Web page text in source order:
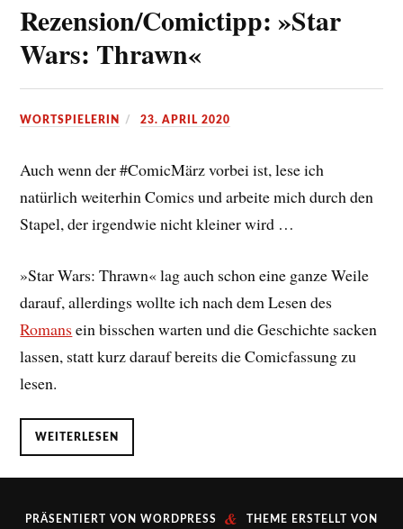
Rezension/Comictipp: »Star
Wars: Thrawn«
WORTSPIELERIN 23. APRIL 2020
Auch wenn der #ComicMärz vorbei ist, lese ich
natürlich weiterhin Comics und arbeite mich durch den
Stapel, der irgendwie nicht kleiner wird …
»Star Wars: Thrawn« lag auch schon eine ganze Weile
darauf, allerdings wollte ich nach dem Lesen des
Romans ein bisschen warten und die Geschichte sacken
lassen, statt kurz darauf bereits die Comicfassung zu
lesen.
WEITERLESEN
PRÄSENTIERT VON WORDPRESS & THEME ERSTELLT VON